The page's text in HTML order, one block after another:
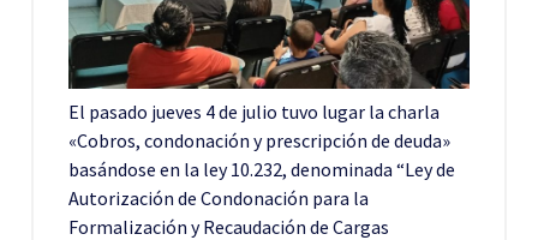
El pasado jueves 4 de julio tuvo lugar la charla
«Cobros, condonación y prescripción de deuda»
basándose en la ley 10.232, denominada “Ley de
Autorización de Condonación para la
Formalización y Recaudación de Cargas